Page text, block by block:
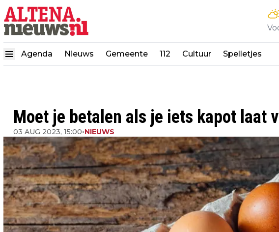
Agenda Nieuws Gemeente 112 Cultuur Spelletjes
Moet je betalen als je iets kapot laat
03 AUG 2023, 15:00•NIEUWS